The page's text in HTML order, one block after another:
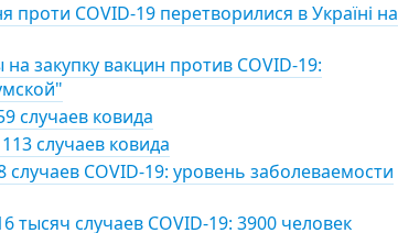
COVID-19 перетворилися в Україні на
закупку вакцин против COVID-19:
случаев ковида
случаев ковида
COVID-19: уровень заболеваемости
случаев COVID-19: 3900 человек